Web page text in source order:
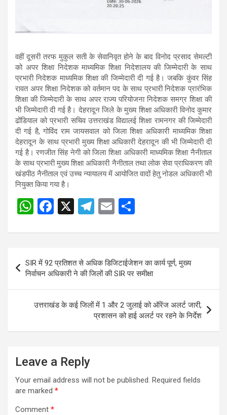
वहीं दूसरी तरफ मुकुल सती के सेवानिवृत होने के बाद विनोद प्रसाद सेमल्टी
को अपर शिक्षा निदेशक माध्यमिक शिक्षा निदेशालय की जिम्मेदारी के साथ
प्रभारी निदेशक माध्यमिक शिक्षा की जिम्मेदारी दी गई है। जबकि कुंवर सिंह
रावत अपर शिक्षा निदेशक को वर्तमान पद के साथ प्रभारी निदेशक प्रारंभिक
शिक्षा की जिम्मेदारी के साथ अपर राज्य परियोजना निदेशक समग्र शिक्षा की
भी जिम्मेदारी दी गई है। देहरादून जिले के मुख्य शिक्षा अधिकारी विनोद कुमार
ढोंडियाल को प्रभारी सचिव उत्तराखंड विद्यालई शिक्षा रामनगर की जिम्मेदारी
दी गई है, गोविंद राम जायसवाल को जिला शिक्षा अधिकारी माध्यमिक शिक्षा
देहरादून के साथ प्रभारी मुख्य शिक्षा अधिकारी देहरादून की भी जिम्मेदारी दी
गई है। रणजीत सिंह नेगी को जिला शिक्षा अधिकारी माध्यमिक शिक्षा नैनीताल
के साथ प्रभारी मुख्य शिक्षा अधिकारी नैनीताल तथा लोक सेवा प्राधिकरण की
खंडपीठ नैनीताल एवं उच्च न्यायालय में आयोजित वादों हेतु नोडल अधिकारी भी
नियुक्त किया गया है।
PostW
at
s
A
p
p
F
ce
o
o
k
X
T
e
gr
a
m
E
ail ar
navigation
SIR में 92 प्रतिशत से अधिक डिजिटाईजेशन का कार्य पूर्ण, मुख्य
निर्वाचन अधिकारी ने की जिलों की SIR पर समीक्षा
उत्तराखंड के कई जिलों में 1 और 2 जुलाई को ऑरेंज अलर्ट जारी,
प्रशासन को हाई अलर्ट पर रहने के निर्देश
Leave a Reply
Your email address will not be published. Required fields
are marked *
Comment *